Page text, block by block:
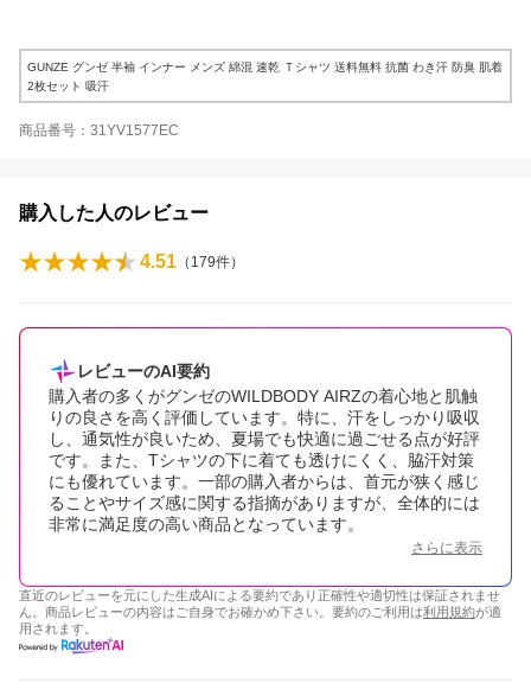
GUNZE グンゼ 半袖 インナー メンズ 綿混 速乾 Ｔシャツ 送料無料 抗菌 わき汗 防臭 肌着
2枚セット 吸汗
商品番号：31YV1577EC
購入した人のレビュー
4.51 （ 179件）
レビューのAI要約
購入者の多くがグンゼのWILDBODY AIRZの着心地と肌触
りの良さを高く評価しています。特に、汗をしっかり吸収
し、通気性が良いため、夏場でも快適に過ごせる点が好評
です。また、Tシャツの下に着ても透けにくく、脇汗対策
にも優れています。一部の購入者からは、首元が狭く感じ
ることやサイズ感に関する指摘がありますが、全体的には
非常に満足度の高い商品となっています。
さらに表示
直近のレビューを元にした生成AIによる要約であり正確性や適切性は保証されませ
ん。商品レビューの内容はご自身でお確かめ下さい。要約のご利用は利用規約が適
用されます。